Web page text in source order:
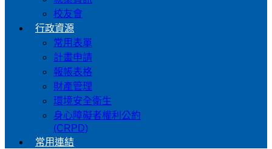
校友會
行政資源
常用表單
計畫申請
報帳表格
財產管理
環境安全衛生
身心障礙者權利公約
(CRPD)
常用連結